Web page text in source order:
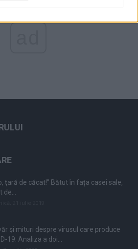
țară de căcat!” Bătut în fața casei sale,
de...
și mituri despre virusul care produce
19. Analiza a doi...